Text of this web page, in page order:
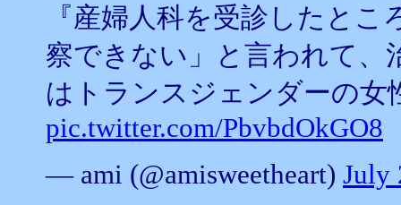
『産婦人科を受診したと
察できない」と言われて、
はトランスジェンダーの女
pic.twitter.com/PbvbdOkGO8
— ami (@amisweetheart) July